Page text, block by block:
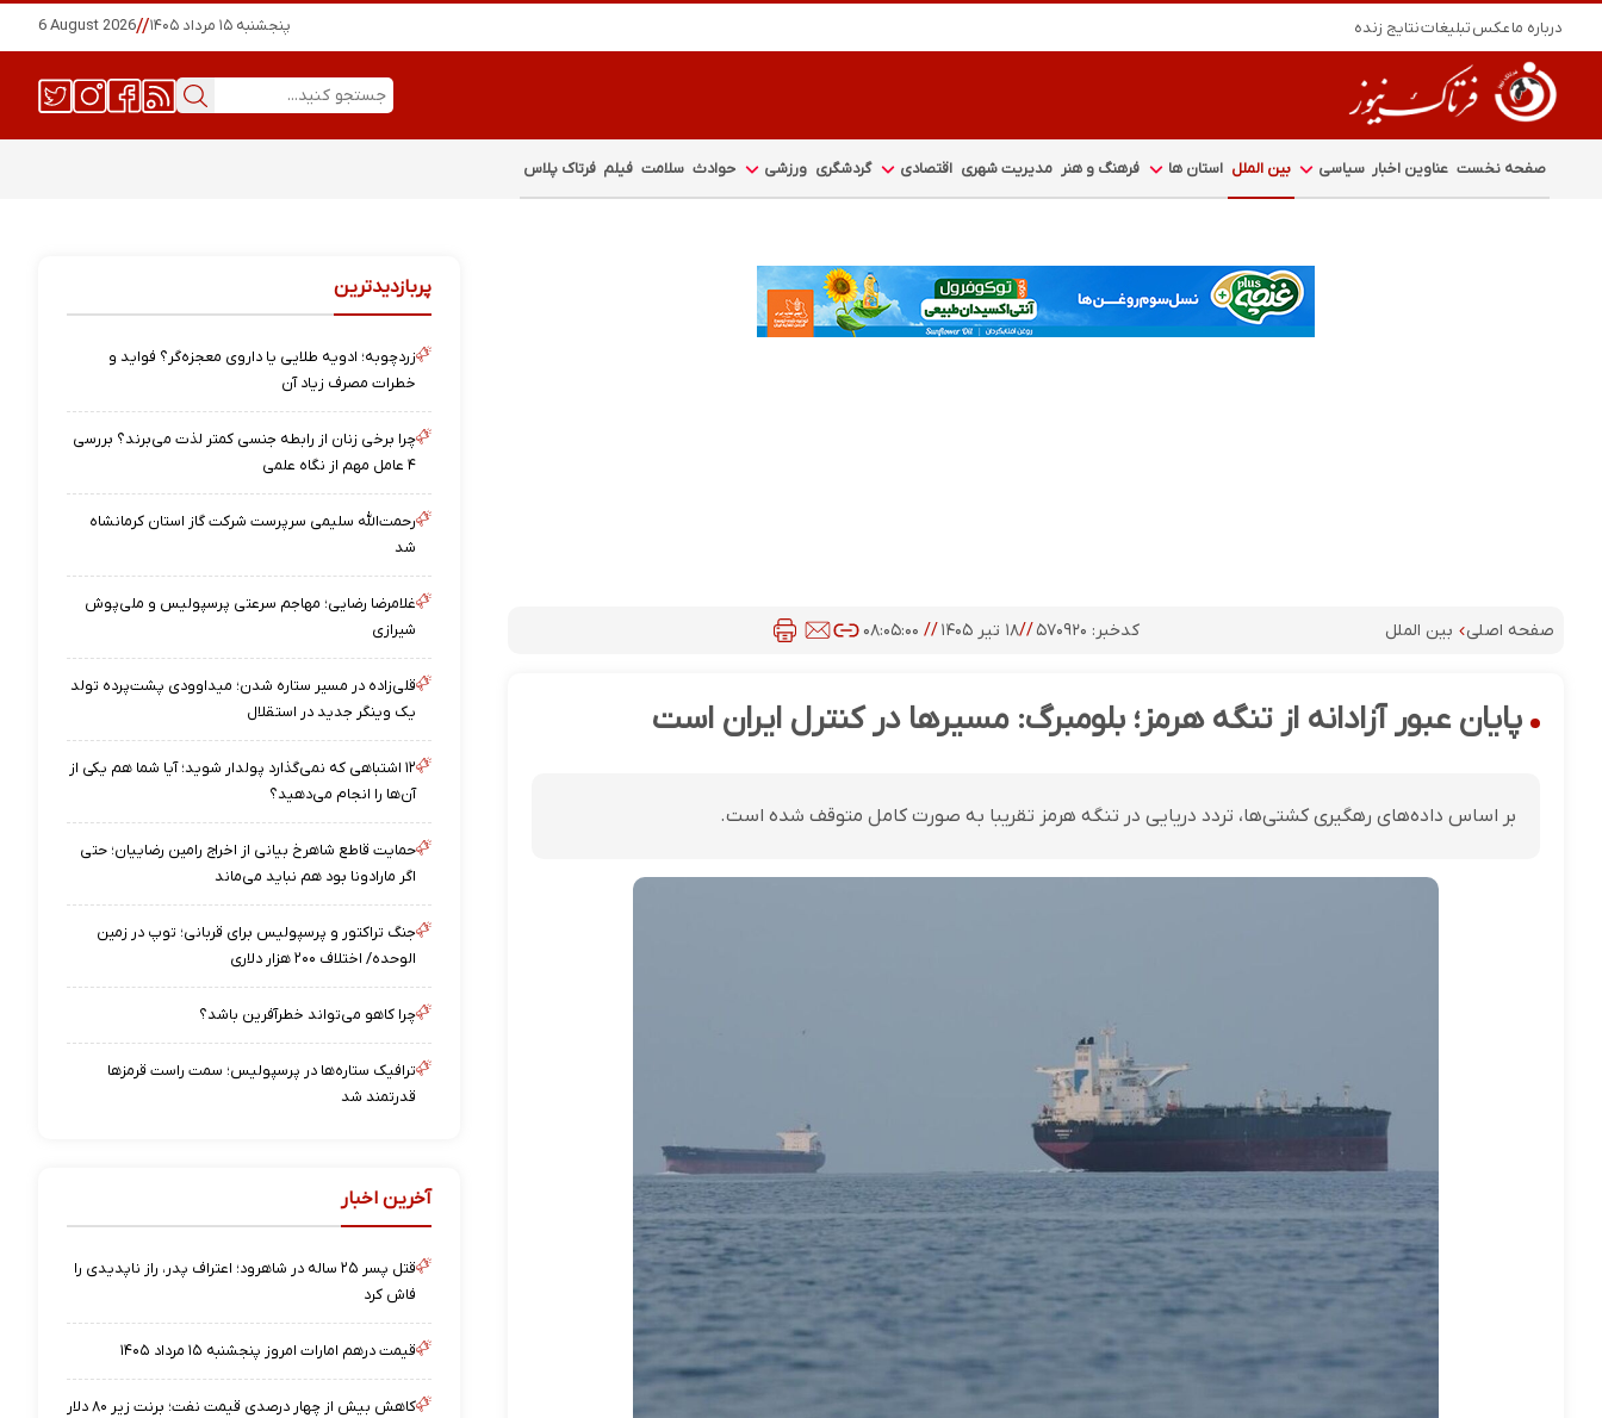
درباره ماعکستبلیغاتنتایج زنده پنجشنبه ۱۵ مرداد ۱۴۰۵ //
6 August 2026
صفحه نخست عناوین اخبار سیاسی بین الملل استان ها فرهنگ و هنر مدیریت شهری اقتصادی گردشگری ورزشی حوادث سلامت فیلم فرتاک پلاس
صفحه اصلی بین الملل کدخبر: ۵۷۰۹۲۰ //۱۸ تیر ۱۴۰۵ // ۰۸:۰۵:۰۰
پایان عبور آزادانه از تنگه هرمز؛ بلومبرگ: مسیرها در کنترل ایران است
بر اساس داده‌های رهگیری کشتی‌ها، تردد دریایی در تنگه هرمز تقریبا به صورت کامل متوقف شده است.
پربازدیدترین
زردچوبه؛ ادویه طلایی یا داروی معجزه‌گر؟ فواید و
خطرات مصرف زیاد آن
چرا برخی زنان از رابطه جنسی کمتر لذت می‌برند؟ بررسی
۴ عامل مهم از نگاه علمی
رحمت‌الله سلیمی سرپرست شرکت گاز استان کرمانشاه
شد
غلامرضا رضایی؛ مهاجم سرعتی پرسپولیس و ملی‌پوش
شیرازی
قلی‌زاده در مسیر ستاره شدن؛ میداوودی پشت‌پرده تولد
یک وینگر جدید در استقلال
۱۲ اشتباهی که نمی‌گذارد پولدار شوید؛ آیا شما هم یکی از
آن‌ها را انجام می‌دهید؟
حمایت قاطع شاهرخ بیانی از اخراج رامین رضاییان؛ حتی
اگر مارادونا بود هم نباید می‌ماند
جنگ تراکتور و پرسپولیس برای قربانی؛ توپ در زمین
الوحده/ اختلاف ۲۰۰ هزار دلاری
چرا کاهو می‌تواند خطرآفرین باشد؟
ترافیک ستاره‌ها در پرسپولیس؛ سمت راست قرمزها
قدرتمند شد
آخرین اخبار
قتل پسر ۲۵ ساله در شاهرود؛ اعتراف پدر، راز ناپدیدی را
فاش کرد
قیمت درهم امارات امروز پنجشنبه ۱۵ مرداد ۱۴۰۵
کاهش بیش از چهار درصدی قیمت نفت؛ برنت زیر ۸۰ دلار